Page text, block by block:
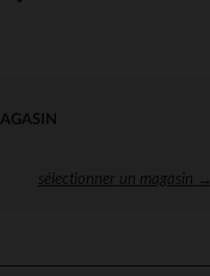
sélectionner un magasin →